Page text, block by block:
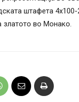
штафета
во Монако.